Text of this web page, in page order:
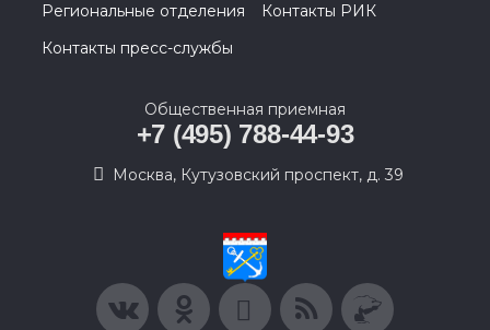
Региональные отделения
Контакты РИК
Контакты пресс-службы
Общественная приемная
+7 (495) 788-44-93
Москва, Кутузовский проспект, д. 39